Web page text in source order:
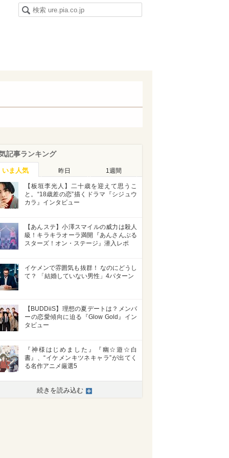
記事ランキング
いま人気 昨日 1週間
【板垣李光人】二十歳を迎えて思うこ
と。“18歳差の恋”描くドラマ『シジュウ
カラ』インタビュー
【あんステ】小澤スマイルの威力は殺人
級！キラキラオーラ満開『あんさんぶる
スターズ！オン・ステージ』潜入レポ
イケメンで雰囲気も抜群！ なのにどうし
て？ 「結婚していない男性」4パターン
【BUDDiiS】理想の夏デートは？メンバ
ーの恋愛傾向に迫る『Glow Gold』イン
タビュー
『神様はじめました』『幽☆遊☆白
書』、“イケメンキツネキャラ”が出てく
る名作アニメ厳選5
続きを読み込む